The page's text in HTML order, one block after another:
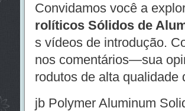
Convidamos você a
rolíticos Sólidos de
s vídeos de introdução.
nos comentários—sua
rodutos de alta qualidade
jb Polymer Aluminum